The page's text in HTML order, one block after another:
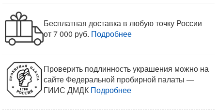
Бесплатная доставка в любую точку России
от 7 000 руб. Подробнее
Проверить подлинность украшения можно на
сайте Федеральной пробирной палаты —
ГИИС ДМДК Подробнее